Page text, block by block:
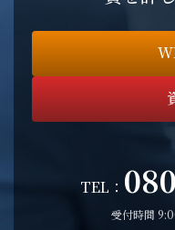
TEL：
受付時間